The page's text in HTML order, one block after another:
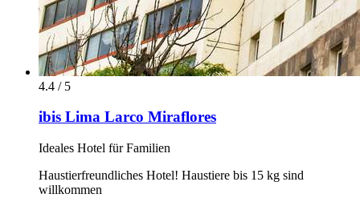
4.4 / 5
ibis Lima Larco Miraflores
Ideales Hotel für Familien
Haustierfreundliches Hotel! Haustiere bis 15 kg sind
willkommen